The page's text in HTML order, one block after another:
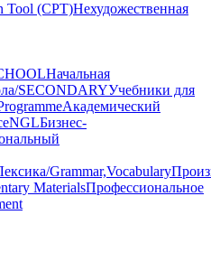
Tool (CPT)Нехудожественная
Начальная
SECONDARYУчебники для
Академический
NGLБизнес-
Grammar,Vocabulary
MaterialsПрофессиональное